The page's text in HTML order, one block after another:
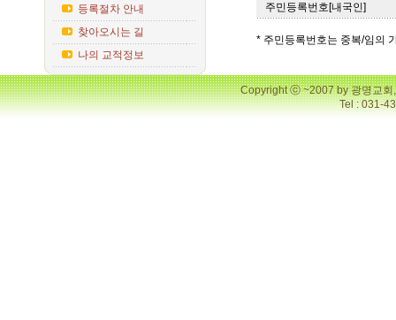
등록절차 안내
찾아오시는 길
나의 교적정보
주민등록번호[내국인]
* 주민등록번호는 중복/임의
Copyright ⓒ ~2007 by 광명교
Tel : 031-